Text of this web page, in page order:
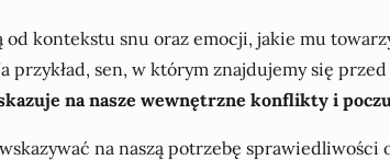
kontekstu snu oraz emocji, jakie mu
sen, w którym znajdujemy się
na nasze wewnętrzne konflikty i
na naszą potrzebę